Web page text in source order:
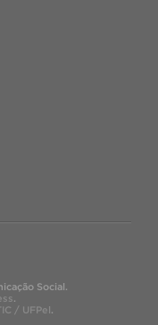
Social.
.
/ UFPel.